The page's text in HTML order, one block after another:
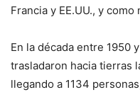
Francia y EE.UU., y
En la década entre 1950
trasladaron hacia tierras
llegando a 1134